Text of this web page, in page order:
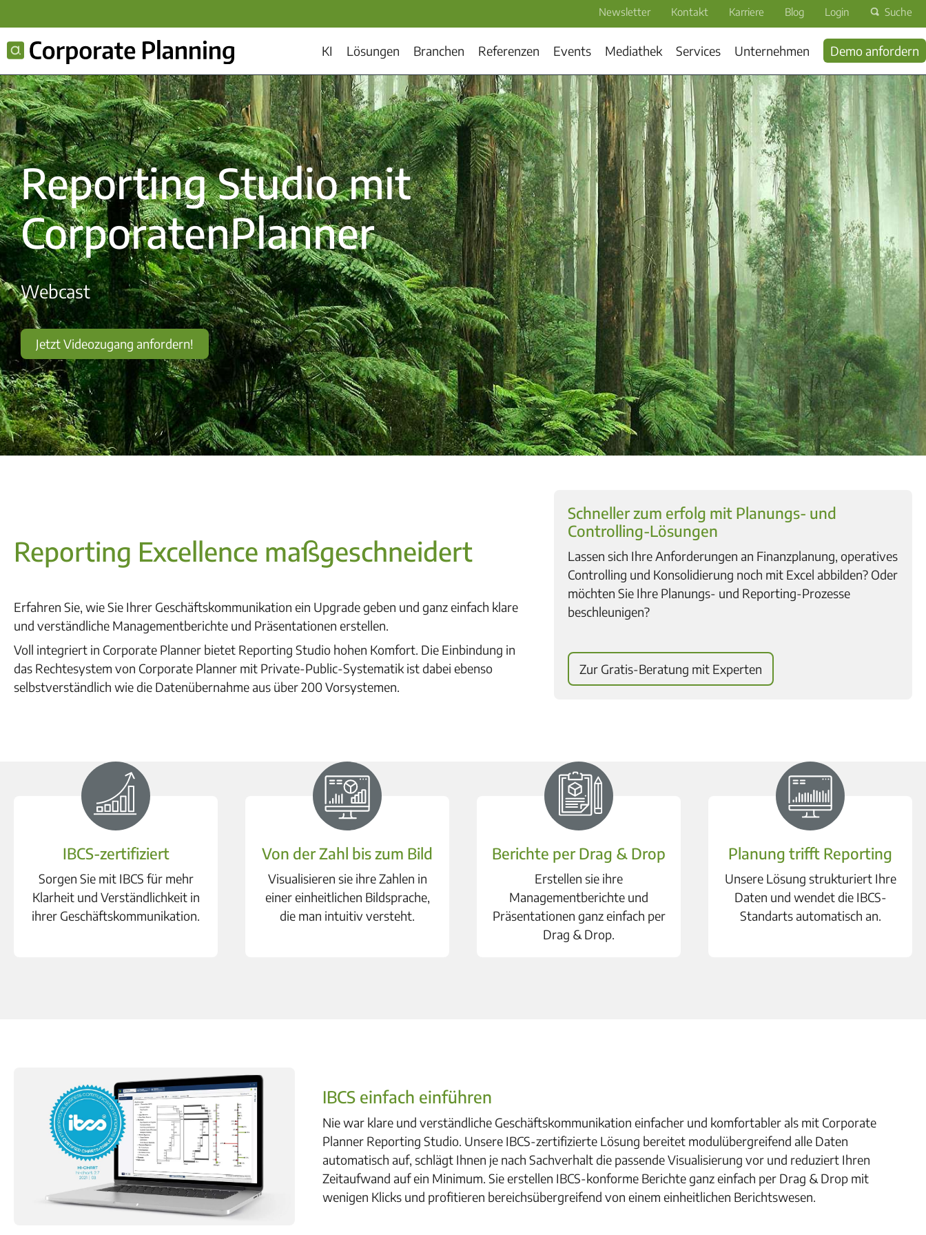
Newsletter Kontakt Karriere Blog Login Suche
KI Lösungen Branchen Referenzen Events Mediathek Services Unternehmen Demo anfordern
Reporting Studio mit
CorporatenPlanner
Webcast
Jetzt Videozugang anfordern!
Reporting Excellence maßgeschneidert
Erfahren Sie, wie Sie Ihrer Geschäftskommunikation ein Upgrade geben und ganz einfach klare
und verständliche Managementberichte und Präsentationen erstellen.
Voll integriert in Corporate Planner bietet Reporting Studio hohen Komfort. Die Einbindung in
das Rechtesystem von Corporate Planner mit Private-Public-Systematik ist dabei ebenso
selbstverständlich wie die Datenübernahme aus über 200 Vorsystemen.
Schneller zum erfolg mit Planungs- und
Controlling-Lösungen
Lassen sich Ihre Anforderungen an Finanzplanung, operatives
Controlling und Konsolidierung noch mit Excel abbilden? Oder
möchten Sie Ihre Planungs- und Reporting-Prozesse
beschleunigen?
Zur Gratis-Beratung mit Experten
IBCS-zertifiziert
Sorgen Sie mit IBCS für mehr
Klarheit und Verständlichkeit in
ihrer Geschäftskommunikation.
Von der Zahl bis zum Bild
Visualisieren sie ihre Zahlen in
einer einheitlichen Bildsprache,
die man intuitiv versteht.
Berichte per Drag & Drop
Erstellen sie ihre
Managementberichte und
Präsentationen ganz einfach per
Drag & Drop.
Planung trifft Reporting
Unsere Lösung strukturiert Ihre
Daten und wendet die IBCS-
Standarts automatisch an.
IBCS einfach einführen
Nie war klare und verständliche Geschäftskommunikation einfacher und komfortabler als mit Corporate
Planner Reporting Studio. Unsere IBCS-zertifizierte Lösung bereitet modulübergreifend alle Daten
automatisch auf, schlägt Ihnen je nach Sachverhalt die passende Visualisierung vor und reduziert Ihren
Zeitaufwand auf ein Minimum. Sie erstellen IBCS-konforme Berichte ganz einfach per Drag & Drop mit
wenigen Klicks und profitieren bereichsübergreifend von einem einheitlichen Berichtswesen.